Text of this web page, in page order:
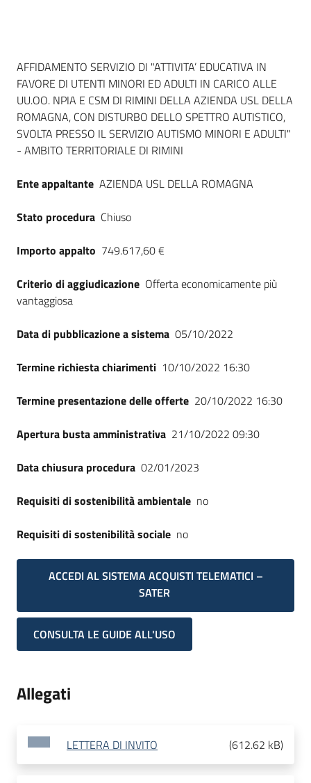
English
site
su
Dati del bando
AFFIDAMENTO SERVIZIO DI "ATTIVITA’ EDUCATIVA IN
FAVORE DI UTENTI MINORI ED ADULTI IN CARICO ALLE
UU.OO. NPIA E CSM DI RIMINI DELLA AZIENDA USL DELLA
ROMAGNA, CON DISTURBO DELLO SPETTRO AUTISTICO,
SVOLTA PRESSO IL SERVIZIO AUTISMO MINORI E ADULTI"
- AMBITO TERRITORIALE DI RIMINI
Ente appaltante AZIENDA USL DELLA ROMAGNA
Stato procedura Chiuso
Importo appalto 749.617,60 €
Criterio di aggiudicazione Offerta economicamente più
vantaggiosa
Data di pubblicazione a sistema 05/10/2022
Termine richiesta chiarimenti 10/10/2022 16:30
Termine presentazione delle offerte 20/10/2022 16:30
Apertura busta amministrativa 21/10/2022 09:30
Data chiusura procedura 02/01/2023
Requisiti di sostenibilità ambientale no
Requisiti di sostenibilità sociale no
ACCEDI AL SISTEMA ACQUISTI TELEMATICI –
SATER
CONSULTA LE GUIDE ALL'USO
Allegati
LETTERA DI INVITO (612.62 kB)